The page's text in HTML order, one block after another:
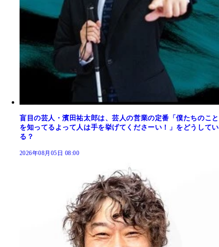
盲目の芸人・濱田祐太郎は、芸人の営業の定番「僕たちのこと
を知ってるよって人は手を挙げてくださーい！」をどうしてい
る？
2026年08月05日 08:00